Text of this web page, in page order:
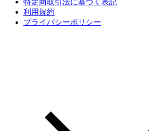
特定商取引法に基づく表記
利用規約
プライバシーポリシー